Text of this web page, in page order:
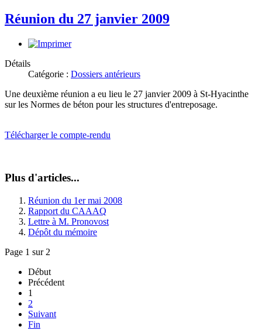
Réunion du 27 janvier 2009
Détails
Catégorie : Dossiers antérieurs
Une deuxième réunion a eu lieu le 27 janvier 2009 à St-Hyacinthe
sur les Normes de béton pour les structures d'entreposage.
Télécharger le compte-rendu
Plus d'articles...
Réunion du 1er mai 2008
Rapport du CAAAQ
Lettre à M. Pronovost
Dépôt du mémoire
Page 1 sur 2
Début
Précédent
1
2
Suivant
Fin